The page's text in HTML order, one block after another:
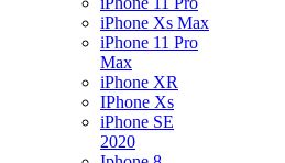
iPhone Xs Max
iPhone 11 Pro
Max
iPhone XR
IPhone Xs
iPhone SE
2020